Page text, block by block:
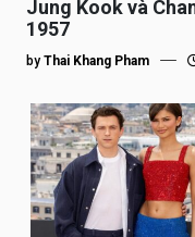
Jung Kook và
1957
by Thai Khang Pham